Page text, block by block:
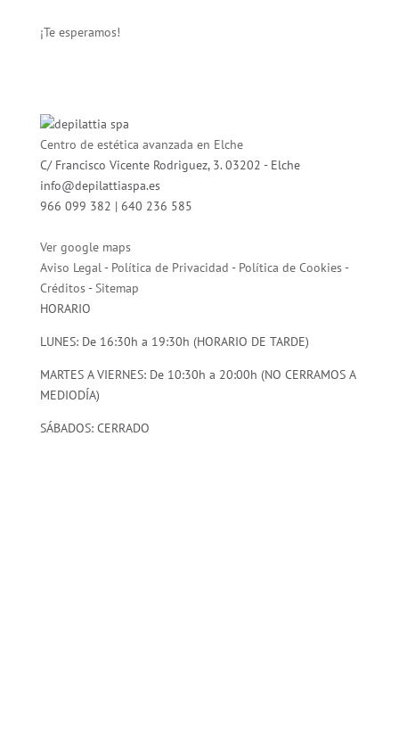
¡Te esperamos!
Centro de estética avanzada en Elche
C/ Francisco Vicente Rodriguez, 3. 03202 - Elche
info@depilattiaspa.es
966 099 382 | 640 236 585
Ver google maps
Aviso Legal- Política de Privacidad - Política de Cookies-
Créditos-Sitemap
HORARIO
LUNES: De 16:30h a 19:30h (HORARIO DE TARDE)
MARTES A VIERNES: De 10:30h a 20:00h (NO CERRAMOS A
MEDIODÍA)
SÁBADOS: CERRADO